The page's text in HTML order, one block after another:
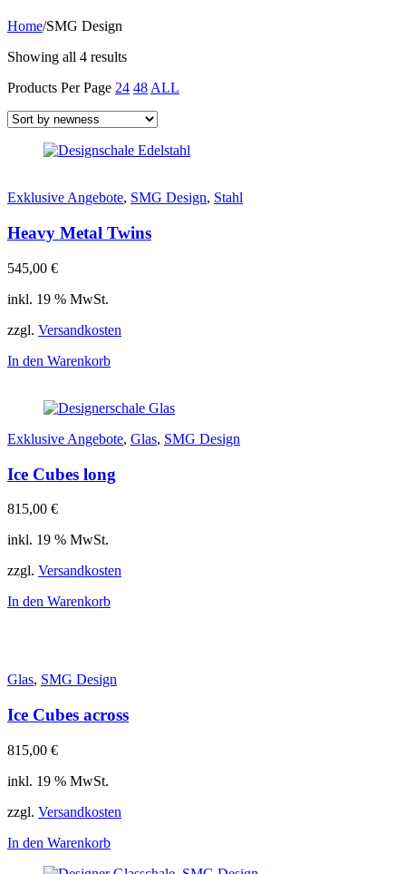
Home/SMG Design
Showing all 4 results
Products Per Page 24 48ALL
Exklusive Angebote, SMG Design, Stahl
Heavy Metal Twins
545,00 €
inkl. 19 % MwSt.
zzgl. Versandkosten
In den Warenkorb
Exklusive Angebote, Glas, SMG Design
Ice Cubes long
815,00 €
inkl. 19 % MwSt.
zzgl. Versandkosten
In den Warenkorb
Glas, SMG Design
Ice Cubes across
815,00 €
inkl. 19 % MwSt.
zzgl. Versandkosten
In den Warenkorb